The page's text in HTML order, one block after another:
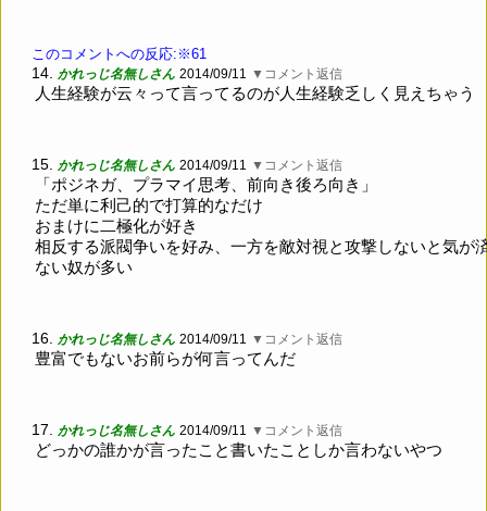
このコメントへの反応:※61
14. かれっじ名無しさん 2014/09/11 ▼コメント返信
人生経験が云々って言ってるのが人生経験乏しく見えちゃう
15. かれっじ名無しさん 2014/09/11 ▼コメント返信
「ポジネガ、プラマイ思考、前向き後ろ向き」
ただ単に利己的で打算的なだけ
おまけに二極化が好き
相反する派閥争いを好み、一方を敵対視と攻撃しないと気が
ない奴が多い
16. かれっじ名無しさん 2014/09/11 ▼コメント返信
豊富でもないお前らが何言ってんだ
17. かれっじ名無しさん 2014/09/11 ▼コメント返信
どっかの誰かが言ったこと書いたことしか言わないやつ